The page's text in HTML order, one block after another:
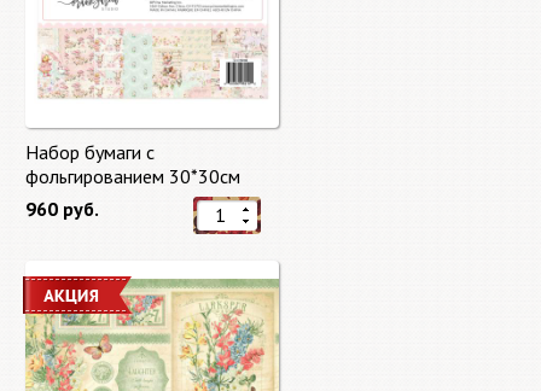
Набор бумаги с
фольгированием 30*30см
Сладкая весна "Sweet Spring"
8 листов Prima Marketing
960 руб.